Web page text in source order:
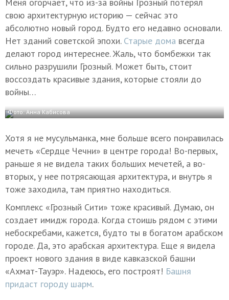
свою архитектурную историю — сейчас это
абсолютно новый город. Будто его недавно основали.
Нет зданий советской эпохи. Старые дома всегда
делают город интереснее. Жаль, что бомбежки так
сильно разрушили Грозный. Может быть, стоит
воссоздать красивые здания, которые стояли до
войны…
Фото: Анна Кабисова
Хотя я не мусульманка, мне больше всего понравилась
мечеть «Сердце Чечни» в центре города! Во-первых,
раньше я не видела таких больших мечетей, а во-
вторых, у нее потрясающая архитектура, и внутрь я
тоже заходила, там приятно находиться.
Комплекс «Грозный Сити» тоже красивый. Думаю, он
создает имидж города. Когда стоишь рядом с этими
небоскребами, кажется, будто ты в богатом арабском
городе. Да, это арабская архитектура. Еще я видела
проект нового здания в виде кавказской башни
«Ахмат-Тауэр». Надеюсь, его построят! Башня
придаст городу шарм.